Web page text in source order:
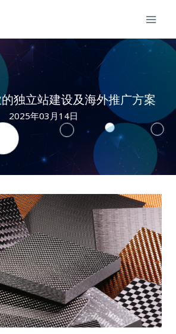
独立站建设及海外推广方案
2025年03月14日